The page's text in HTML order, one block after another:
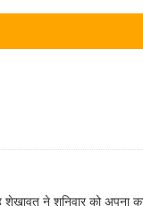
ने शनिवार को अपना